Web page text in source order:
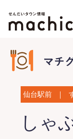
仙台駅前 ｜
しゃ